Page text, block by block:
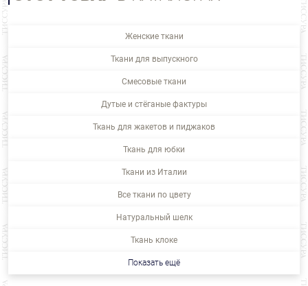
Женские ткани
Ткани для выпускного
Смесовые ткани
Дутые и стёганые фактуры
Ткань для жакетов и пиджаков
Ткань для юбки
Ткани из Италии
Все ткани по цвету
Натуральный шелк
Ткань клоке
Показать ещё